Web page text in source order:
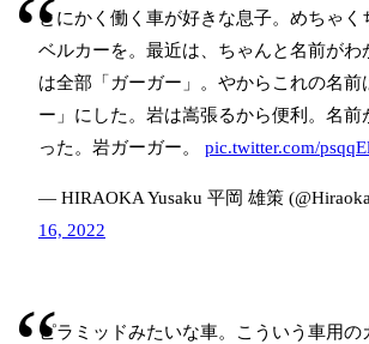
とにかく働く車が好きな息子。めちゃく
ベルカーを。最近は、ちゃんと名前がわ
は全部「ガーガー」。やからこれの名前
ー」にした。岩は嵩張るから便利。名前
った。岩ガーガー。 pic.twitter.com/
— HIRAOKA Yusaku 平岡 雄策
16, 2022
ピラミッドみたいな車。こういう車用の